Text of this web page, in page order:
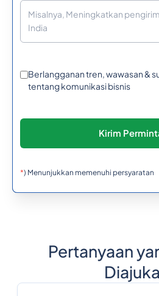
Berlangganan tren, wawasan &
tentang komunikasi bisnis
*) Menunjukkan memenuhi persyaratan
Pertanyaan